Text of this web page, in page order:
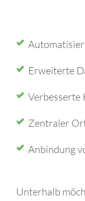
Erweiterte
Verbesserte
Zentraler
Anbindung
Unterhalb